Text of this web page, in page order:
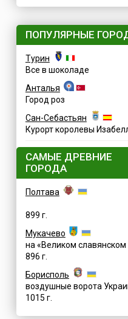
ПОПУЛЯРНЫЕ
Турин
Все в шоколаде
Анталья
Город роз
Сан-Себастьян
Курорт королевы
САМЫЕ ДРЕВНИЕ
ГОРОДА
Полтава
899 г.
Мукачево
на «Великом славянском
896 г.
Борисполь
воздушные ворота
1015 г.